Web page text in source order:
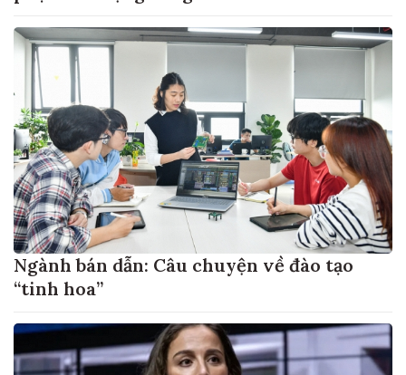
Ngành bán dẫn: Câu chuyện về đào tạo
“tinh hoa”